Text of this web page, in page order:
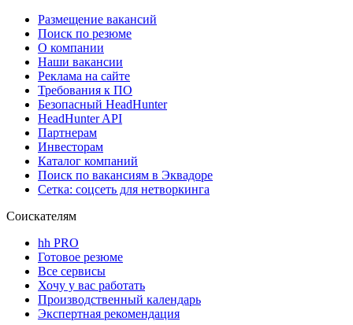
Размещение вакансий
Поиск по резюме
О компании
Наши вакансии
Реклама на сайте
Требования к ПО
Безопасный HeadHunter
HeadHunter API
Партнерам
Инвесторам
Каталог компаний
Поиск по вакансиям в Эквадоре
Сетка: соцсеть для нетворкинга
Соискателям
hh PRO
Готовое резюме
Все сервисы
Хочу у вас работать
Производственный календарь
Экспертная рекомендация